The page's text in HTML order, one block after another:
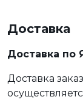
Доставка
Доставка по
Доставка